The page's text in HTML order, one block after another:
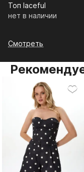
Топ laceful
нет в наличии
Смотреть